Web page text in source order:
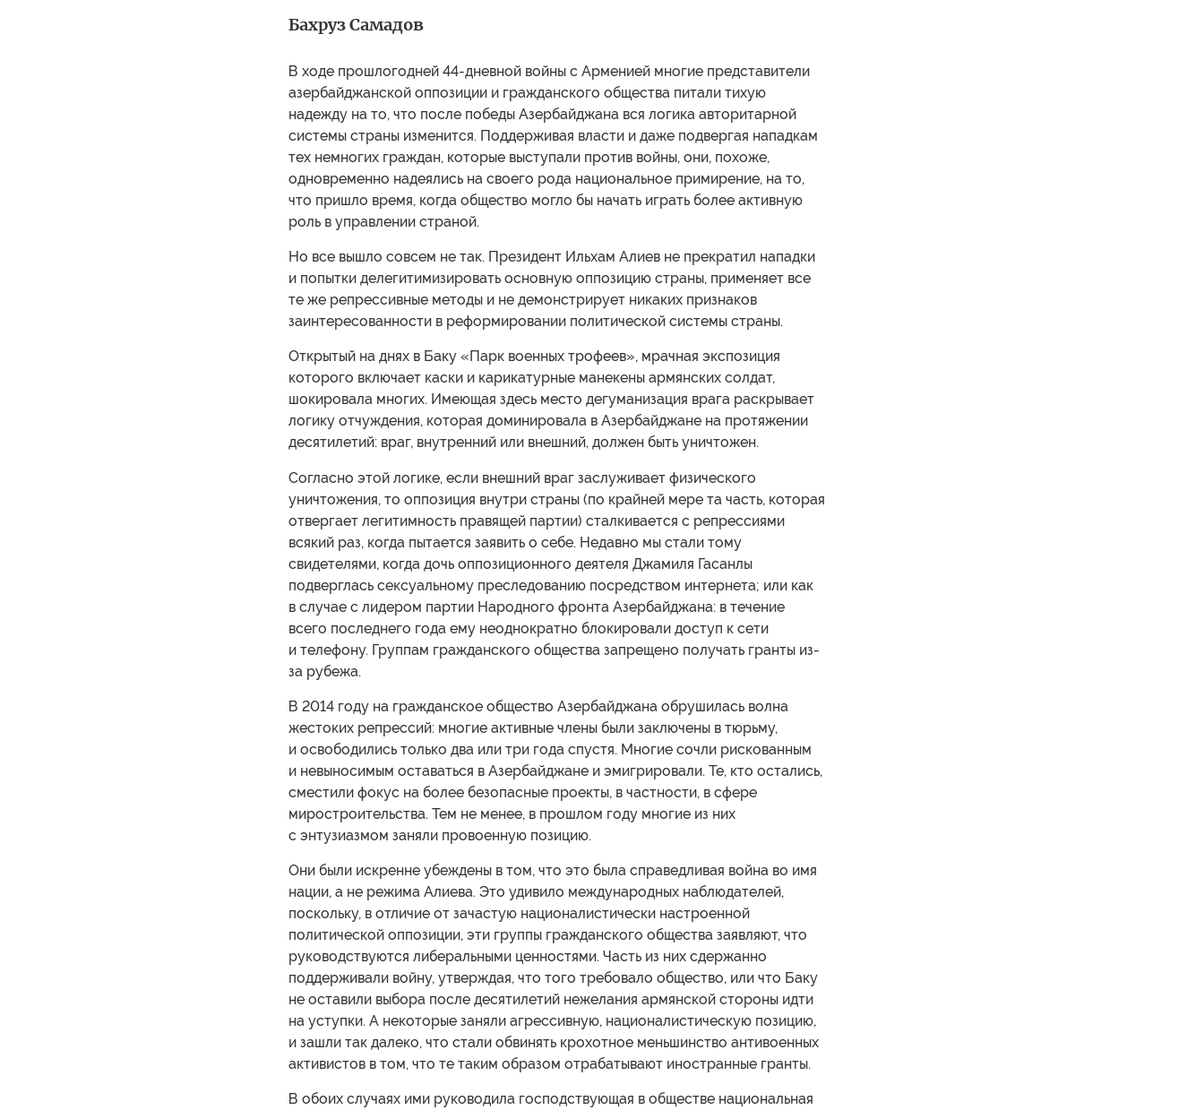
Бахруз Самадов
В ходе прошлогодней 44-дневной войны с Арменией многие представители
азербайджанской оппозиции и гражданского общества питали тихую
надежду на то, что после победы Азербайджана вся логика авторитарной
системы страны изменится. Поддерживая власти и даже подвергая нападкам
тех немногих граждан, которые выступали против войны, они, похоже,
одновременно надеялись на своего рода национальное примирение, на то,
что пришло время, когда общество могло бы начать играть более активную
роль в управлении страной.
Но все вышло совсем не так. Президент Ильхам Алиев не прекратил нападки
и попытки делегитимизировать основную оппозицию страны, применяет все
те же репрессивные методы и не демонстрирует никаких признаков
заинтересованности в реформировании политической системы страны.
Открытый на днях в Баку «Парк военных трофеев», мрачная экспозиция
которого включает каски и карикатурные манекены армянских солдат,
шокировала многих. Имеющая здесь место дегуманизация врага раскрывает
логику отчуждения, которая доминировала в Азербайджане на протяжении
десятилетий: враг, внутренний или внешний, должен быть уничтожен.
Согласно этой логике, если внешний враг заслуживает физического
уничтожения, то оппозиция внутри страны (по крайней мере та часть, которая
отвергает легитимность правящей партии) сталкивается с репрессиями
всякий раз, когда пытается заявить о себе. Недавно мы стали тому
свидетелями, когда дочь оппозиционного деятеля Джамиля Гасанлы
подверглась сексуальному преследованию посредством интернета; или как
в случае с лидером партии Народного фронта Азербайджана: в течение
всего последнего года ему неоднократно блокировали доступ к сети
и телефону. Группам гражданского общества запрещено получать гранты из-
за рубежа.
В 2014 году на гражданское общество Азербайджана обрушилась волна
жестоких репрессий: многие активные члены были заключены в тюрьму,
и освободились только два или три года спустя. Многие сочли рискованным
и невыносимым оставаться в Азербайджане и эмигрировали. Те, кто остались,
сместили фокус на более безопасные проекты, в частности, в сфере
миростроительства. Тем не менее, в прошлом году многие из них
с энтузиазмом заняли провоенную позицию.
Они были искренне убеждены в том, что это была справедливая война во имя
нации, а не режима Алиева. Это удивило международных наблюдателей,
поскольку, в отличие от зачастую националистически настроенной
политической оппозиции, эти группы гражданского общества заявляют, что
руководствуются либеральными ценностями. Часть из них сдержанно
поддерживали войну, утверждая, что того требовало общество, или что Баку
не оставили выбора после десятилетий нежелания армянской стороны идти
на уступки. А некоторые заняли агрессивную, националистическую позицию,
и зашли так далеко, что стали обвинять крохотное меньшинство антивоенных
активистов в том, что те таким образом отрабатывают иностранные гранты.
В обоих случаях ими руководила господствующая в обществе национальная